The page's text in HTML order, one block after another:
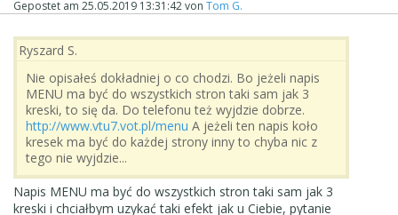
I hope it is what you are looking for.
Gepostet am 25.05.2019 13:31:42von Tom G.
Ryszard S.
Nie opisałeś dokładniej o co chodzi. Bo jeżeli napis
MENU ma być do wszystkich stron taki sam jak 3
kreski, to się da. Do telefonu też wyjdzie dobrze.
http://www.vtu7.vot.pl/menu A jeżeli ten napis koło
kresek ma być do każdej strony inny to chyba nic z
tego nie wyjdzie...
Napis MENU ma być do wszystkich stron taki sam jak 3
kreski i chciałbym uzykać taki efekt jak u Ciebie, pytanie